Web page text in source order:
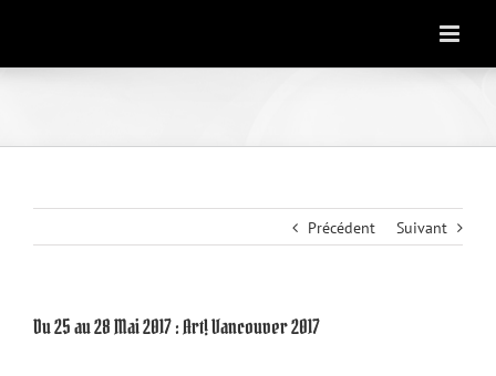
Précédent Suivant
Du 25 au 28 Mai 2017 : Art! Vancouver 2017